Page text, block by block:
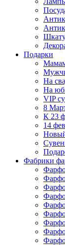
Подарки
На
На
VIP
8
К 23
14
Фабрики